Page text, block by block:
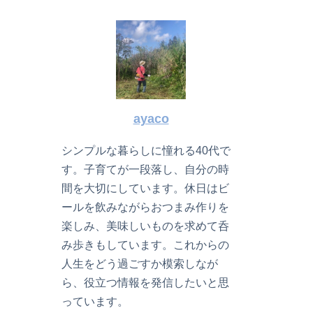
ayaco
シンプルな暮らしに憧れる40代で
す。子育てが一段落し、自分の時
間を大切にしています。休日はビ
ールを飲みながらおつまみ作りを
楽しみ、美味しいものを求めて呑
み歩きもしています。これからの
人生をどう過ごすか模索しなが
ら、役立つ情報を発信したいと思
っています。